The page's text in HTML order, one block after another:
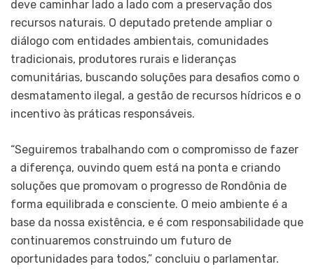
deve caminhar lado a lado com a preservação dos
recursos naturais. O deputado pretende ampliar o
diálogo com entidades ambientais, comunidades
tradicionais, produtores rurais e lideranças
comunitárias, buscando soluções para desafios como o
desmatamento ilegal, a gestão de recursos hídricos e o
incentivo às práticas responsáveis.
“Seguiremos trabalhando com o compromisso de fazer
a diferença, ouvindo quem está na ponta e criando
soluções que promovam o progresso de Rondônia de
forma equilibrada e consciente. O meio ambiente é a
base da nossa existência, e é com responsabilidade que
continuaremos construindo um futuro de
oportunidades para todos,” concluiu o parlamentar.